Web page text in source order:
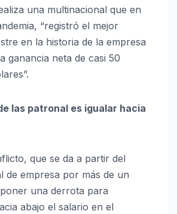
una multinacional que en
“registró el mejor
en la historia de la empresa
ganancia neta de casi 50
las patronal es igualar hacia
que se da a partir del
de empresa por más de un
una derrota para
abajo el salario en el